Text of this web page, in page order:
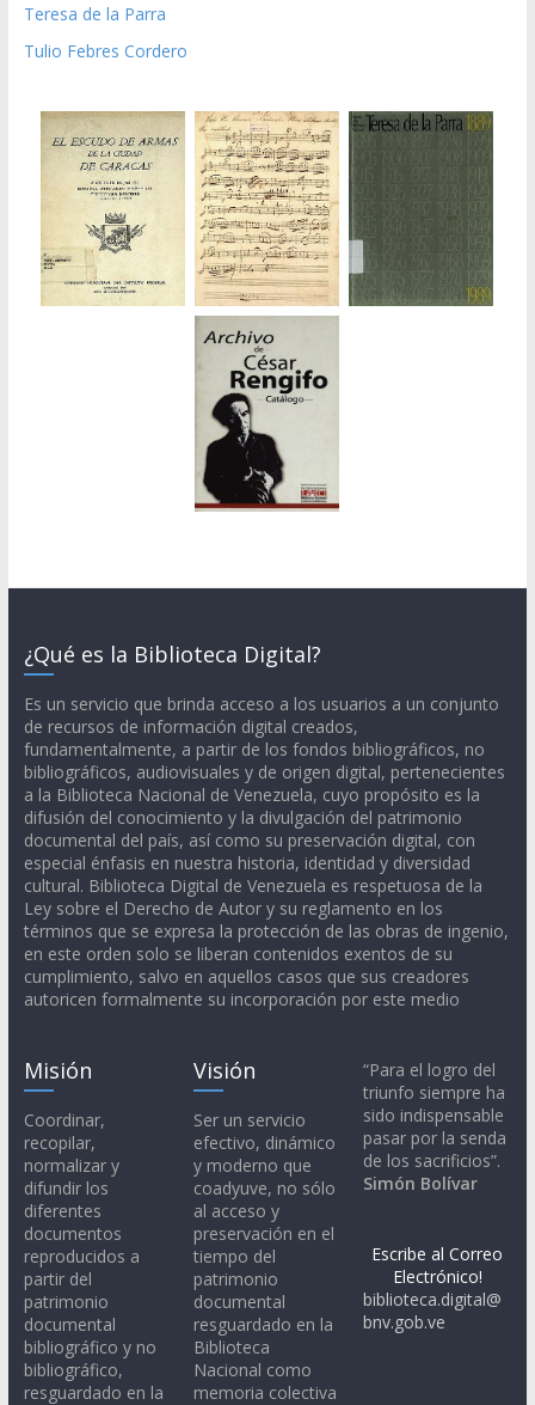
Teresa de la Parra
Tulio Febres Cordero
¿Qué es la Biblioteca Digital?
Es un servicio que brinda acceso a los usuarios a un conjunto
de recursos de información digital creados,
fundamentalmente, a partir de los fondos bibliográficos, no
bibliográficos, audiovisuales y de origen digital, pertenecientes
a la Biblioteca Nacional de Venezuela, cuyo propósito es la
difusión del conocimiento y la divulgación del patrimonio
documental del país, así como su preservación digital, con
especial énfasis en nuestra historia, identidad y diversidad
cultural. Biblioteca Digital de Venezuela es respetuosa de la
Ley sobre el Derecho de Autor y su reglamento en los
términos que se expresa la protección de las obras de ingenio,
en este orden solo se liberan contenidos exentos de su
cumplimiento, salvo en aquellos casos que sus creadores
autoricen formalmente su incorporación por este medio
Misión
Coordinar,
recopilar,
normalizar y
difundir los
diferentes
documentos
reproducidos a
partir del
patrimonio
documental
bibliográfico y no
bibliográfico,
resguardado en la
Visión
Ser un servicio
efectivo, dinámico
y moderno que
coadyuve, no sólo
al acceso y
preservación en el
tiempo del
patrimonio
documental
resguardado en la
Biblioteca
Nacional como
memoria colectiva
“Para el logro del
triunfo siempre ha
sido indispensable
pasar por la senda
de los sacrificios”.
Simón Bolívar
Escribe al Correo
Electrónico!
biblioteca.digital@
bnv.gob.ve